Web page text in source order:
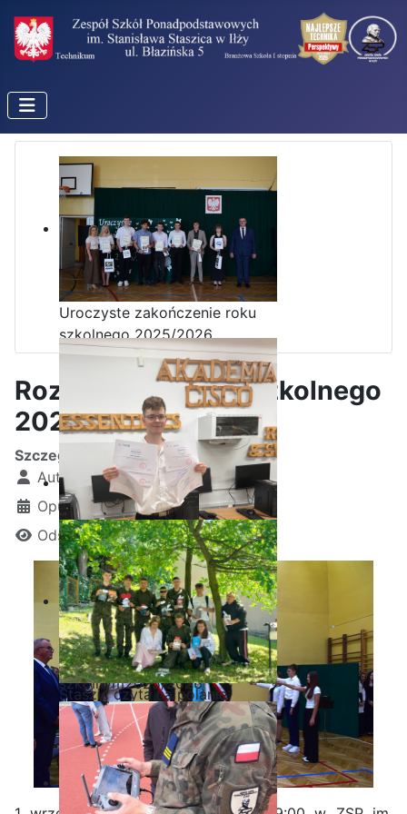
Uroczyste zakończenie roku
szkolnego 2025/2026
Ostatnia garść certyfikatów
Akademii CISCO w roku
szkolnym2025/2026
Staszic czyta na polanie
Rozpoczęcie roku szkolnego
2025/2026
Szczegóły
Autor:
Kamil Krosta
Opublikowano: 01 wrzesień 2025
Odsłon: 1124